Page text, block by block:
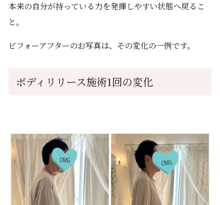
本来の自分が持っている力を発揮しやすい状態へ戻るこ
と。
ビフォーアフターのお写真は、その変化の一例です。
ボディリリース施術1回の変化